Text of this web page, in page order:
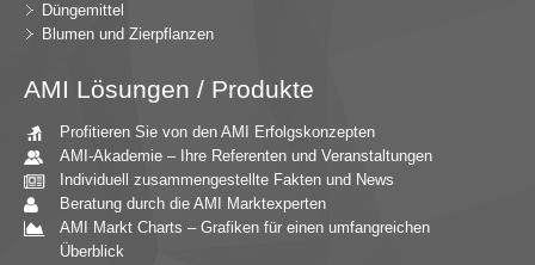
Düngemittel
Blumen und Zierpflanzen
AMI Lösungen / Produkte
Profitieren Sie von den AMI Erfolgskonzepten
AMI-Akademie – Ihre Referenten und Veranstaltungen
Individuell zusammengestellte Fakten und News
Beratung durch die AMI Marktexperten
AMI Markt Charts – Grafiken für einen umfangreichen
Überblick